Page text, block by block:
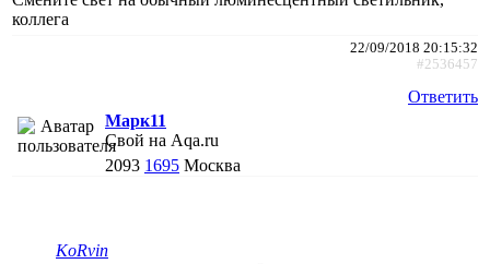
коллега
22/09/2018 20:15:32
#2536457
Ответить
Марк11
Свой на Aqa.ru
2093 1695 Москва
KoRvin